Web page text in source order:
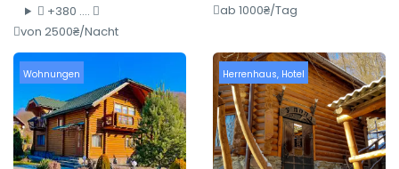
+380 ....
von 2500₴/Nacht
ab 1000₴/Tag
Wohnungen Herrenhaus, Hotel